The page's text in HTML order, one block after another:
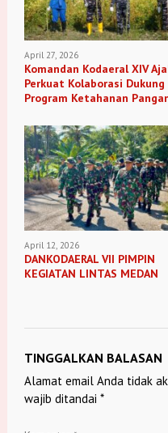
April 27, 2026
Komandan Kodaeral XIV
Perkuat Kolaborasi Dukung
Program Ketahanan
April 12, 2026
DANKODAERAL VII PIMPIN
KEGIATAN LINTAS MEDAN
TINGGALKAN BALASAN
Alamat email Anda tidak
wajib ditandai *